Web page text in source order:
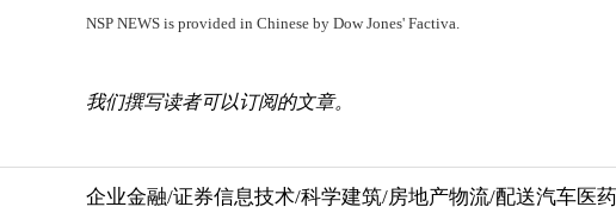
NSP NEWS is provided in Chinese by Dow Jones' Factiva.
我们撰写读者可以订阅的文章。
企业金融/证券信息技术/科学建筑/房地产物流/配送汽车医